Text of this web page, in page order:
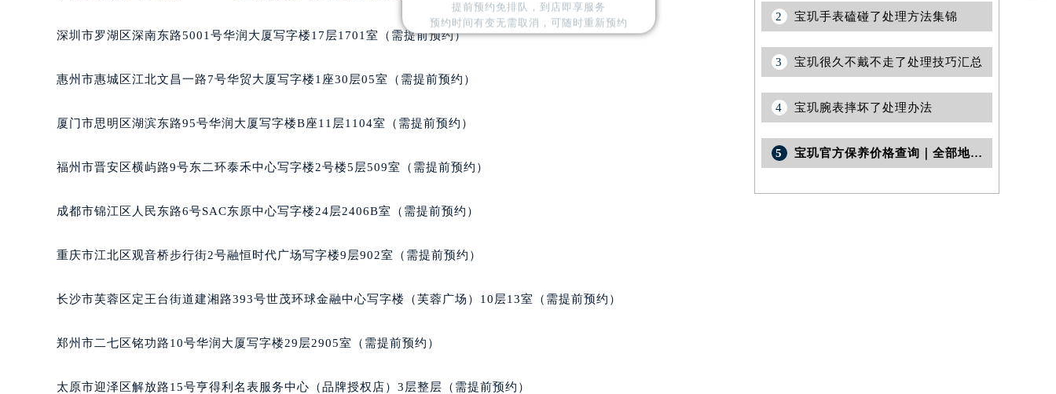
黑龙江省七台河市桃山区大同街宝玑售后服务中心（需提前预约）
黑龙江省齐齐哈尔市龙沙区龙华路宝玑售后服务中心（需提前预约）
黑龙江省绥化市北林区新华街与康庄路交叉口宝玑售后服务中心（需提前预约）
吉林省白城市洮北区明仁南街宝玑售后服务中心（需提前预约）
吉林省吉林市船营区河南街宝玑售后服务中心（需提前预约）
吉林省梅河口市新华街道梅河大街宝玑售后服务中心（需提前预约）
吉林省松原市宁江区五环大街宝玑售后服务中心（需提前预约）
吉林省延边市延吉市解放路宝玑售后服务中心（需提前预约）
辽宁省本溪市平山区胜利路宝玑售后服务中心（需提前预约）
辽宁省丹东市振兴区七经街宝玑售后服务中心（需提前预约）
深圳市罗湖区深南东路5001号华润大厦写字楼17层1701室（需提前预约）
惠州市惠城区江北文昌一路7号华贸大厦写字楼1座30层05室（需提前预约）
厦门市思明区湖滨东路95号华润大厦写字楼B座11层1104室（需提前预约）
福州市晋安区横屿路9号东二环泰禾中心写字楼2号楼5层509室（需提前预约）
成都市锦江区人民东路6号SAC东原中心写字楼24层2406B室（需提前预约）
重庆市江北区观音桥步行街2号融恒时代广场写字楼9层902室（需提前预约）
长沙市芙蓉区定王台街道建湘路393号世茂环球金融中心写字楼（芙蓉广场）10层13室（需提前预约）
郑州市二七区铭功路10号华润大厦写字楼29层2905室（需提前预约）
太原市迎泽区解放路15号亨得利名表服务中心（品牌授权店）3层整层（需提前预约）
2 宝玑手表磕碰了处理方法集锦
3 宝玑很久不戴不走了处理技巧汇总
4 宝玑腕表摔坏了处理办法
5 宝玑官方保养价格查询｜全部地址与客服热线权威信息公告（2026年7月最新）
提前预约免排队，到店即享服务
预约时间有变无需取消，可随时重新预约